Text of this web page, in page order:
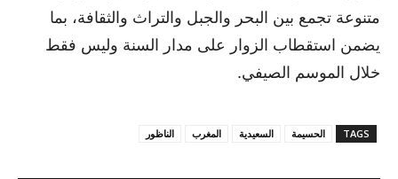
متنوعة تجمع بين البحر والجبل والتراث والثقافة، بما
يضمن استقطاب الزوار على مدار السنة وليس فقط
خلال الموسم الصيفي.
TAGS الحسيمة السعيدية المغرب الناظور